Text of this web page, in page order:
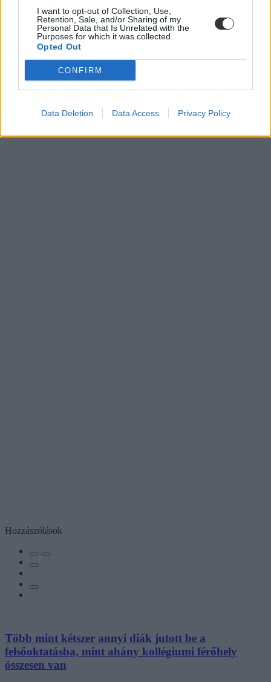
I want to opt-out of Collection, Use,
Retention, Sale, and/or Sharing of my
Personal Data that Is Unrelated with the
Purposes for which it was collected.
Opted Out
CONFIRM
Data Deletion Data Access Privacy Policy
Hozzászólások
Több mint kétszer annyi diák jutott be a
felsőoktatásba, mint ahány kollégiumi férőhely
összesen van